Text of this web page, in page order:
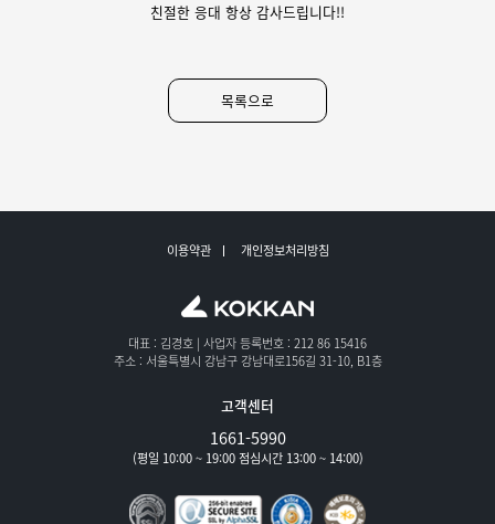
친절한 응대 항상 감사드립니다!!
목록으로
이용약관 개인정보처리방침
대표 : 김경호 | 사업자 등록번호 : 212 86 15416
주소 : 서울특별시 강남구 강남대로156길 31-10, B1층
고객센터
1661-5990
(평일 10:00 ~ 19:00 점심시간 13:00 ~ 14:00)